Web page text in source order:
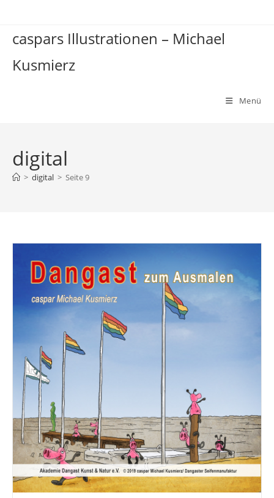
springen
caspars Illustrationen – Michael
Kusmierz
Menü
digital
> digital > Seite 9